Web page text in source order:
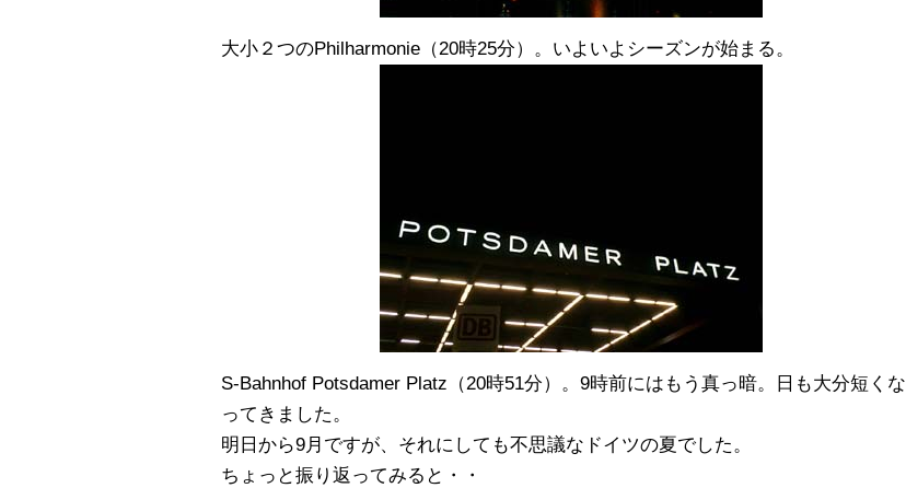
大小２つのPhilharmonie（20時25分）。いよいよシーズンが始まる。
S-Bahnhof Potsdamer Platz（20時51分）。9時前にはもう真っ暗。日も大分短くな
ってきました。
明日から9月ですが、それにしても不思議なドイツの夏でした。
ちょっと振り返ってみると・・